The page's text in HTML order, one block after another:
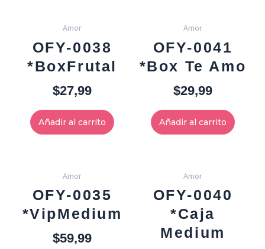
Amor
OFY-0038
*BoxFrutal
$27,99
Añadir al carrito
Amor
OFY-0041
*Box Te Amo
$29,99
Añadir al carrito
Amor
OFY-0035
*VipMedium
$59,99
Amor
OFY-0040
*Caja
Medium